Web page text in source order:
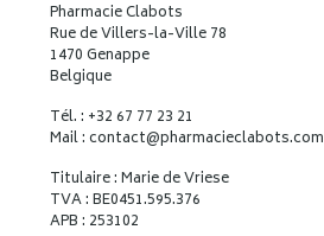
Pharmacie Clabots
Rue de Villers-la-Ville 78
1470 Genappe
Belgique
Tél. : +32 67 77 23 21
Mail : contact@pharmacieclabots.com
Titulaire : Marie de Vriese
TVA : BE0451.595.376
APB : 253102